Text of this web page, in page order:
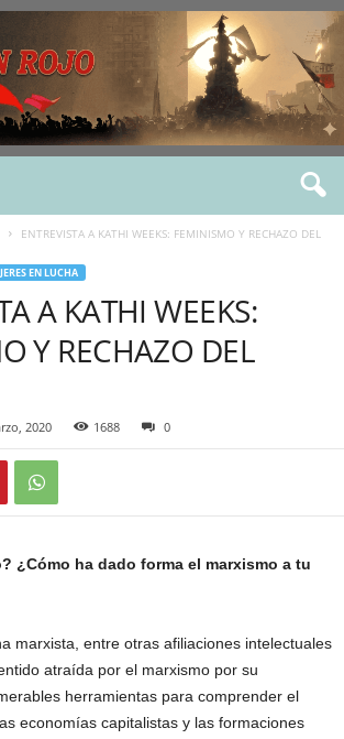
ENTREVISTA A KATHI WEEKS: FEMINISMO Y RECHAZO DEL
EN LUCHA
A KATHI WEEKS:
Y RECHAZO DEL
2020 1688 0
¿Cómo ha dado forma el marxismo a tu
marxista, entre otras afiliaciones intelectuales
atraída por el marxismo por su
herramientas para comprender el
economías capitalistas y las formaciones